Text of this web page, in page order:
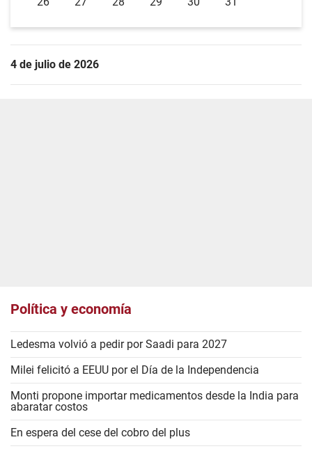
4 de julio de 2026
Política y economía
Ledesma volvió a pedir por Saadi para 2027
Milei felicitó a EEUU por el Día de la Independencia
Monti propone importar medicamentos desde la India para
abaratar costos
En espera del cese del cobro del plus